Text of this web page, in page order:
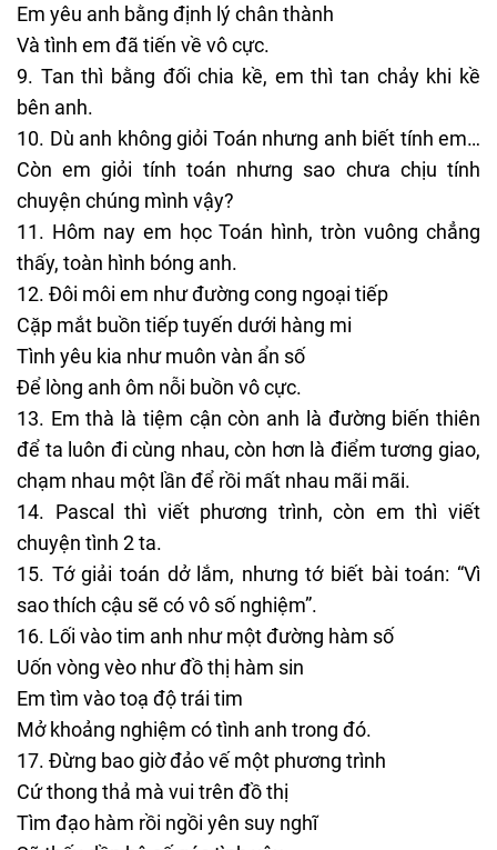
Em yêu anh bằng định lý chân thành
Và tình em đã tiến về vô cực.
Tan thì bằng đối chia kề, em thì tan chảy khi kề
bên anh.
Dù anh không giỏi Toán nhưng anh biết tính em…
Còn em giỏi tính toán nhưng sao chưa chịu tính
chuyện chúng mình vậy?
Hôm nay em học Toán hình, tròn vuông chẳng
thấy, toàn hình bóng anh.
Đôi môi em như đường cong ngoại tiếp
Cặp mắt buồn tiếp tuyến dưới hàng mi
Tình yêu kia như muôn vàn ẩn số
Để lòng anh ôm nỗi buồn vô cực.
Em thà là tiệm cận còn anh là đường biến thiên
để ta luôn đi cùng nhau, còn hơn là điểm tương giao,
chạm nhau một lần để rồi mất nhau mãi mãi.
Pascal thì viết phương trình, còn em thì viết
chuyện tình 2 ta.
Tớ giải toán dở lắm, nhưng tớ biết bài toán: “Vì
sao thích cậu sẽ có vô số nghiệm”.
Lối vào tim anh như một đường hàm số
Uốn vòng vèo như đồ thị hàm sin
Em tìm vào toạ độ trái tim
Mở khoảng nghiệm có tình anh trong đó.
Đừng bao giờ đảo vế một phương trình
Cứ thong thả mà vui trên đồ thị
Tìm đạo hàm rồi ngồi yên suy nghĩ